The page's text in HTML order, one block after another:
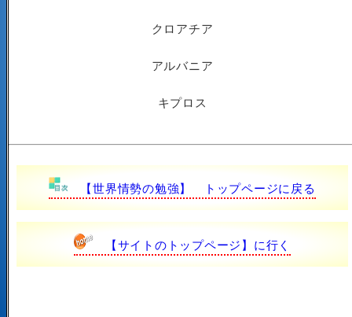
クロアチア
アルバニア
キプロス
【世界情勢の勉強】 トップページに戻る
【サイトのトップページ】に行く